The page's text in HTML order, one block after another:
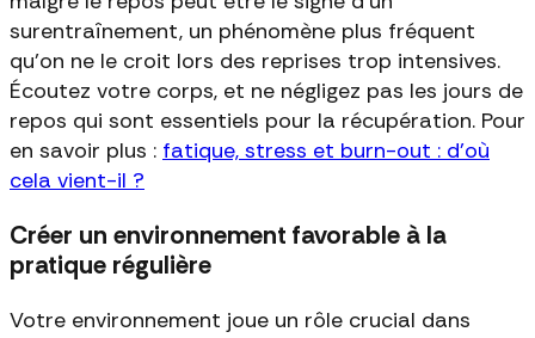
surentraînement, un phénomène plus fréquent
qu'on ne le croit lors des reprises trop intensives.
Écoutez votre corps, et ne négligez pas les jours de
repos qui sont essentiels pour la récupération. Pour
en savoir plus : fatique, stress et burn-out : d'où
cela vient-il ?
Créer un environnement favorable à la
pratique régulière
Votre environnement joue un rôle crucial dans